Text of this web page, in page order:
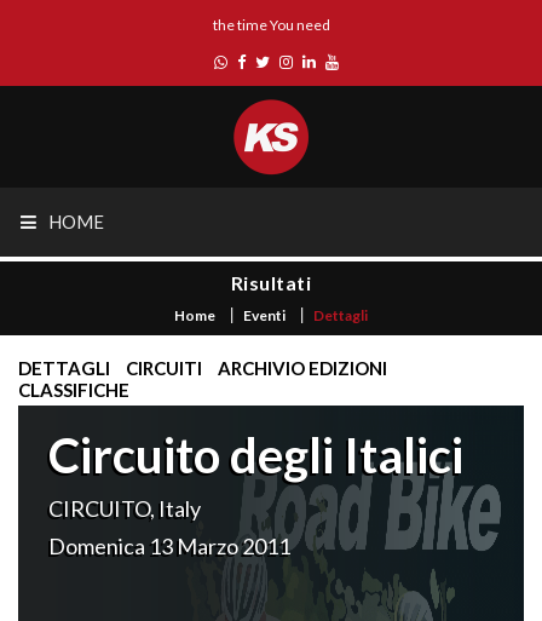
the time You need
HOME
Risultati
Home Eventi Dettagli
DETTAGLI CIRCUITI
ARCHIVIO EDIZIONI
CLASSIFICHE
Circuito degli Italici
CIRCUITO, Italy
Domenica 13 Marzo 2011